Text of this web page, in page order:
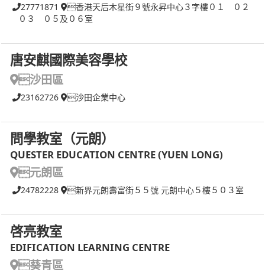
27771871
香港天后木星街９號永昇中心３字樓０１ ０２
０３ ０５及０６室
唐安麒國際美容學校
沙田區
23162726 沙田企業中心
問學教室（元朗）
QUESTER EDUCATION CENTRE (YUEN LONG)
元朗區
24782228 新界元朗壽富街５５號 元朗中心５樓５０３室
啓亮教室
EDIFICATION LEARNING CENTRE
葵青區